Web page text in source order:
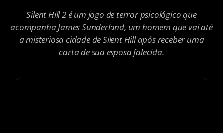
Silent Hill 2 é um jogo de terror psicológico que
acompanha James Sunderland, um homem que vai até
a misteriosa cidade de Silent Hill após receber uma
carta de sua esposa falecida.